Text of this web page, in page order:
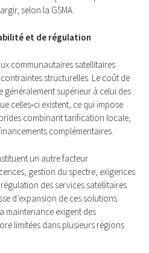
selon la GSMA.
et de régulation
communautaires satellitaires
structurelles. Le coût de
généralement supérieur à celui des
celles‑ci existent, ce qui impose
combinant tarification locale,
complémentaires.
un autre facteur
gestion du spectre, exigences
des services satellitaires
d’expansion de ces solutions.
maintenance exigent des
limitées dans plusieurs régions